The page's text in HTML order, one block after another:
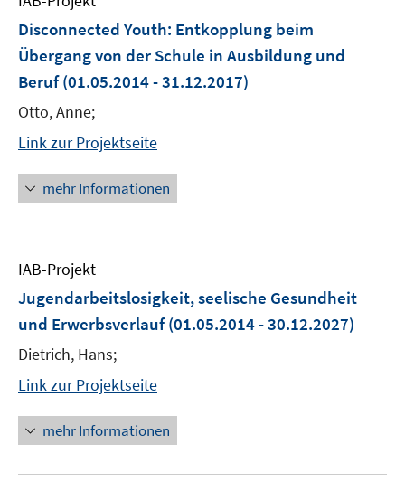
Disconnected Youth: Entkopplung beim
Übergang von der Schule in Ausbildung und
Beruf(01.05.2014 - 31.12.2017)
Otto, Anne;
Link zur Projektseite
mehr Informationen
IAB-Projekt
Jugendarbeitslosigkeit, seelische Gesundheit
und Erwerbsverlauf(01.05.2014 - 30.12.2027)
Dietrich, Hans;
Link zur Projektseite
mehr Informationen